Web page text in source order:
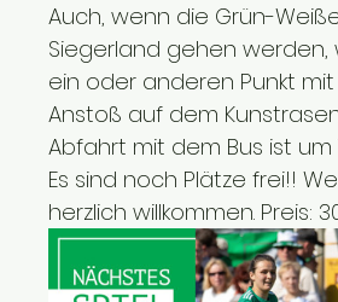
Auch, wenn die Grün-
Siegerland gehen
ein oder anderen Punkt
Anstoß auf dem
Abfahrt mit dem Bus ist um
Es sind noch Plätze frei!!
herzlich willkommen. Preis: